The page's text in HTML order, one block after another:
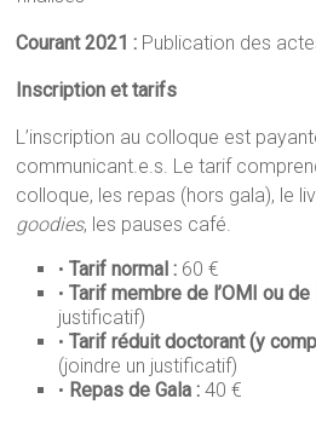
Courant 2021 : Publication des
Inscription et tarifs
L’inscription au colloque est
communicant.e.s. Le tarif
colloque, les repas (hors gala), le
goodies, les pauses café.
•Tarif normal : 60 €
•Tarif membre de l’OMI ou de
justificatif)
•Tarif réduit doctorant (y
(joindre un justificatif)
• Repas de Gala :40 €